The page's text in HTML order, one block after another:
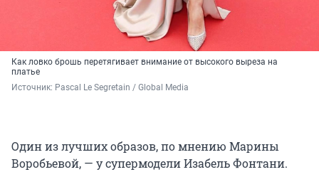
Как ловко брошь перетягивает внимание от высокого выреза на
платье
Источник: Pascal Le Segretain / Global Media
Один из лучших образов, по мнению Марины
Воробьевой, — у супермодели Изабель Фонтани.